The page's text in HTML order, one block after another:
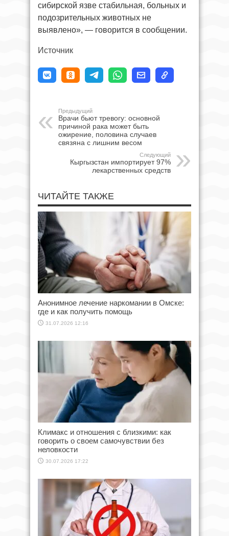
сибирской язве стабильная, больных и
подозрительных животных не
выявлено», — говорится в сообщении.
Источник
Предыдущий
Врачи бьют тревогу: основной
причиной рака может быть
ожирение, половина случаев
связяна с лишним весом
Следующий
Кыргызстан импортирует 97%
лекарственных средств
ЧИТАЙТЕ ТАКЖЕ
Анонимное лечение наркомании в Омске:
где и как получить помощь
31.07.2026 12:16
Климакс и отношения с близкими: как
говорить о своем самочувствии без
неловкости
30.07.2026 17:22